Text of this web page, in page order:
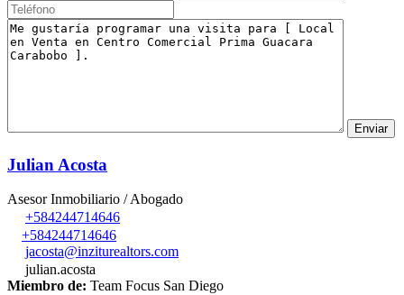
Julian Acosta
Asesor Inmobiliario / Abogado
+584244714646
+584244714646
jacosta@inziturealtors.com
julian.acosta
Miembro de: Team Focus San Diego